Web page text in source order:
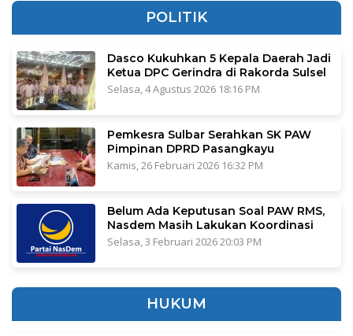
POLITIK
Dasco Kukuhkan 5 Kepala Daerah Jadi
Ketua DPC Gerindra di Rakorda Sulsel
Selasa, 4 Agustus 2026 18:16 PM
Pemkesra Sulbar Serahkan SK PAW
Pimpinan DPRD Pasangkayu
Kamis, 26 Februari 2026 16:32 PM
Belum Ada Keputusan Soal PAW RMS,
Nasdem Masih Lakukan Koordinasi
Selasa, 3 Februari 2026 20:03 PM
HUKUM